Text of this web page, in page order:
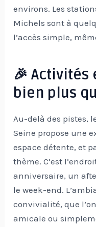
environs. Les
Michels sont à
l’accès simple,
🎉 Activités
bien plus
Au-delà des pistes,
Seine propose une
espace détente, et
thème. C’est
anniversaire, un
le week-end.
convivialité, que
amicale ou